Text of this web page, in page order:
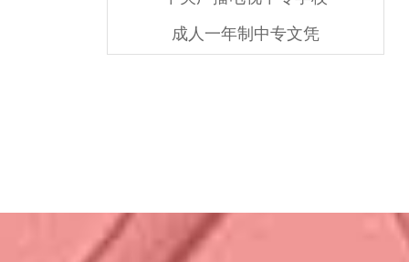
成人一年制中专文凭